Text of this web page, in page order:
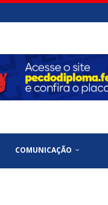
COMUNICAÇÃO